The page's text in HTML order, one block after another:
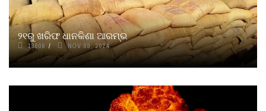
୨୧ରୁ ଖରିଫ ଧାନକିଣା ଆରମ୍ଭ
13806 NOV 09, 2024